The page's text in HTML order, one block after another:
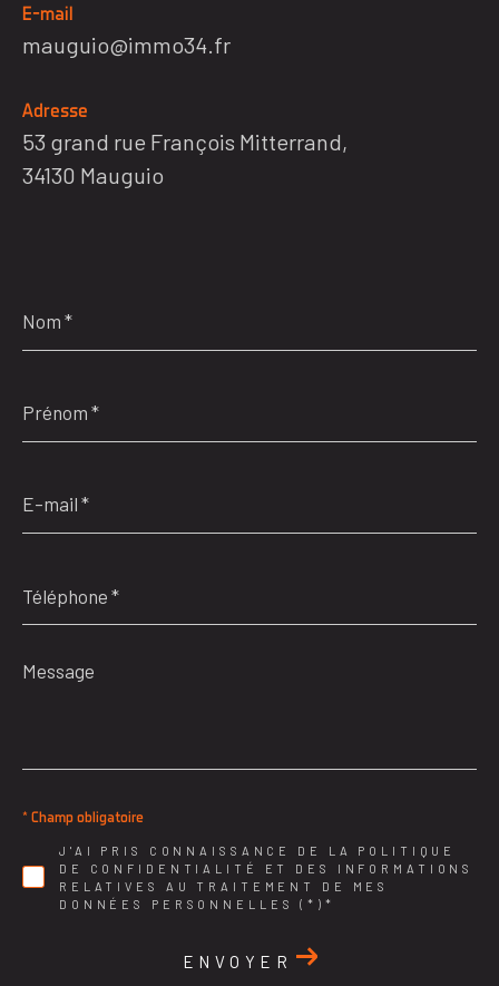
E-mail
mauguio@immo34.fr
Adresse
53 grand rue François Mitterrand,
34130 Mauguio
*
*
mail
*
*
Message
*
J'AI PRIS CONNAISSANCE DE LA POLITIQUE
DE CONFIDENTIALITÉ ET DES INFORMATIONS
RELATIVES AU TRAITEMENT DE MES
DONNÉES PERSONNELLES (*)*
* Champ obligatoire
ENVOYER